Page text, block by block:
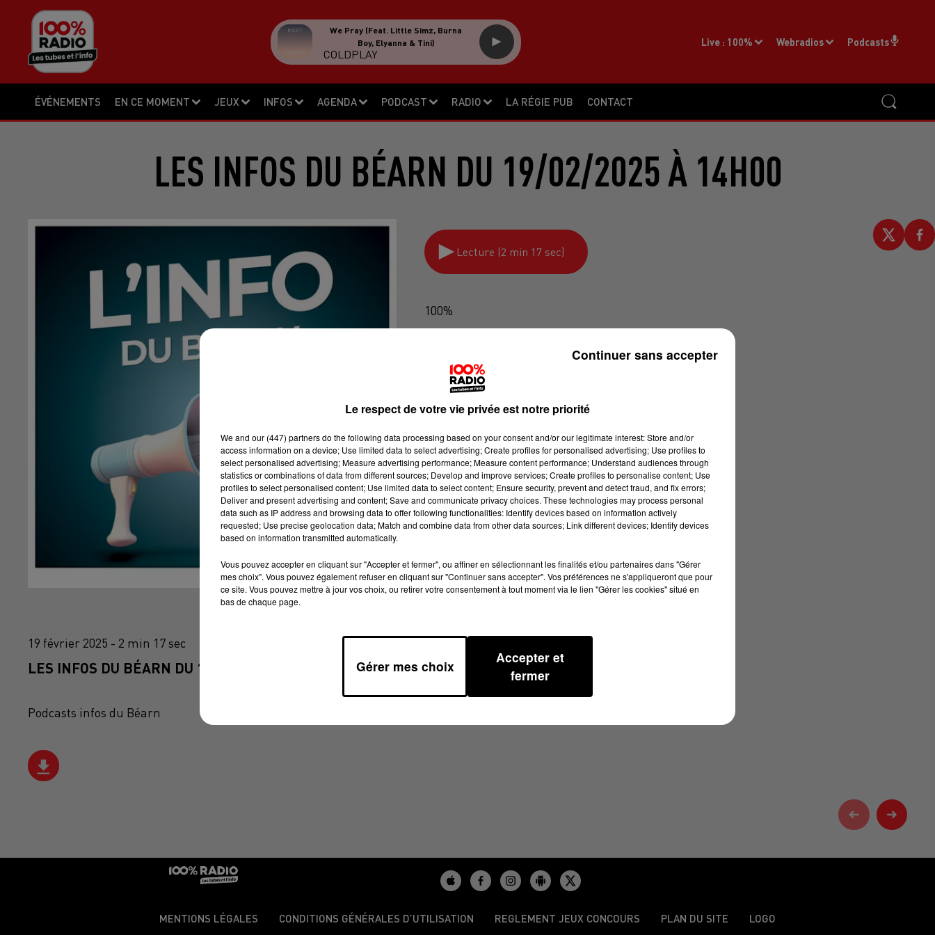
ÉVÉNEMENTS EN CE MOMENT JEUX INFOS AGENDA PODCAST RADIO LA RÉGIE PUB CONTACT
Live : 100% Webradios Podcasts
The Rythm Of The Night
CORONA
LES INFOS DU BÉARN DU 19/02/2025 À 14H00
Lecture (2 min 17 sec)
100%
19 février 2025 - 2 min 17 sec
LES INFOS DU BÉARN DU 19/02/2025 À 14H00
Podcasts infos du Béarn
MENTIONS LÉGALES CONDITIONS GÉNÉRALES D’UTILISATION REGLEMENT JEUX CONCOURS PLAN DU SITE LOGO
Le respect de votre vie privée est notre priorité
We and our (447) partnersdo the following data processing based on your consent and/or our legitimate interest: Store and/or
access information on a device; Use limited data to select advertising; Create profiles for personalised advertising; Use profiles to
select personalised advertising; Measure advertising performance; Measure content performance; Understand audiences through
statistics or combinations of data from different sources; Develop and improve services; Create profiles to personalise content; Use
profiles to select personalised content; Use limited data to select content; Ensure security, prevent and detect fraud, and fix errors;
Deliver and present advertising and content; Save and communicate privacy choices. These technologies may process personal
data such as IP address and browsing data to offer following functionalities: Identify devices based on information actively
requested; Use precise geolocation data; Match and combine data from other data sources; Link different devices; Identify devices
based on information transmitted automatically.
Vous pouvez accepter en cliquant sur "Accepter et fermer", ou affiner en sélectionnant les finalités et/ou partenaires dans "Gérer
mes choix". Vous pouvez également refuser en cliquant sur "Continuer sans accepter". Vos préférences ne s'appliqueront que pour
ce site. Vous pouvez mettre à jour vos choix, ou retirer votre consentement à tout moment via le lien "Gérer les cookies" situé en
bas de chaque page.
Gérer mes choix
Accepter et
fermer
Continuer sans accepter